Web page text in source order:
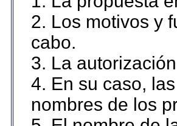
2. Los motivos y
cabo.
3. La
4. En su caso,
nombres de los